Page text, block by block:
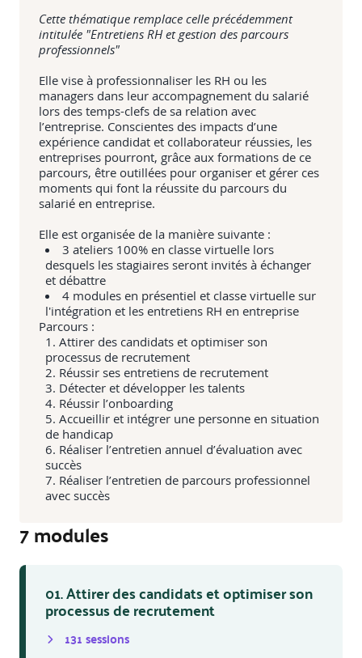
Cette thématique remplace celle précédemment
intitulée "Entretiens RH et gestion des parcours
professionnels"
Elle vise à professionnaliser les RH ou les
managers dans leur accompagnement du salarié
lors des temps-clefs de sa relation avec
l’entreprise. Conscientes des impacts d’une
expérience candidat et collaborateur réussies, les
entreprises pourront, grâce aux formations de ce
parcours, être outillées pour organiser et gérer ces
moments qui font la réussite du parcours du
salarié en entreprise.
Elle est organisée de la manière suivante :
3 ateliers 100% en classe virtuelle lors
desquels les stagiaires seront invités à échanger
et débattre
4 modules en présentiel et classe virtuelle sur
l'intégration et les entretiens RH en entreprise
Parcours :
Attirer des candidats et optimiser son
processus de recrutement
Réussir ses entretiens de recrutement
Détecter et développer les talents
Réussir l’onboarding
Accueillir et intégrer une personne en situation
de handicap
Réaliser l’entretien annuel d’évaluation avec
succès
Réaliser l’entretien de parcours professionnel
avec succès
7modules
01. Attirer des candidats et optimiser son
processus de recrutement
131sessions